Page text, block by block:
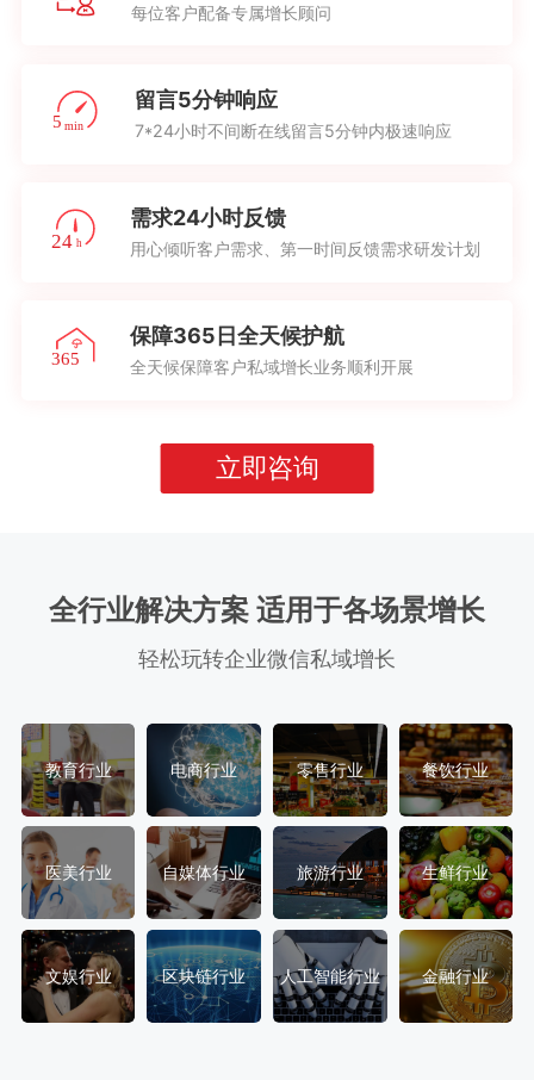
每位客户配备专属增长顾问
留言5分钟响应
7*24小时不间断在线留言5分钟内极速响应
需求24小时反馈
用心倾听客户需求、第一时间反馈需求研发计划
保障365日全天候护航
全天候保障客户私域增长业务顺利开展
立即咨询
全行业解决方案 适用于各场景增长
轻松玩转企业微信私域增长
教育行业 电商行业 零售行业 餐饮行业
医美行业 自媒体行业 旅游行业 生鲜行业
文娱行业 区块链行业 人工智能行业 金融行业